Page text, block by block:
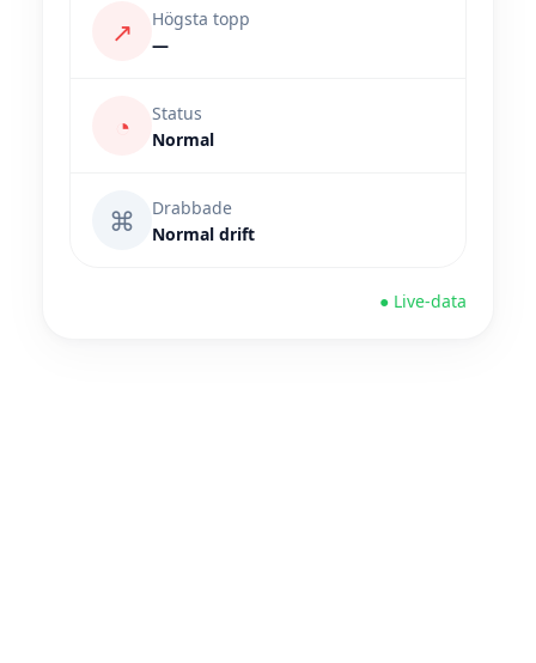
↗
Högsta topp
—
◔
Status
Normal
⌘
Drabbade
Normal drift
● Live-data